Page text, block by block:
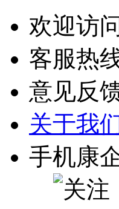
欢迎访
客服热
意见反
关于我
手机康